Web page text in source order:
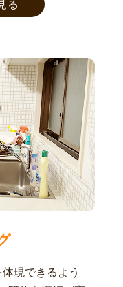
る
現できるよう